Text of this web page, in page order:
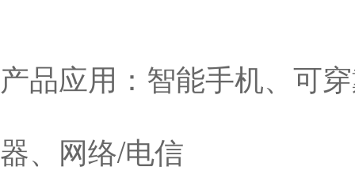
产品应用：智能手机、可
器、网络/电信